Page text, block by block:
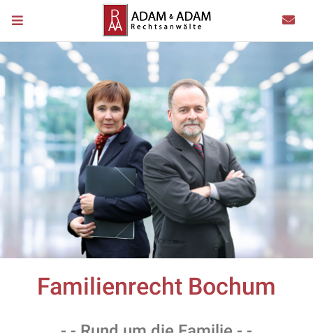
Familienrecht Bochum